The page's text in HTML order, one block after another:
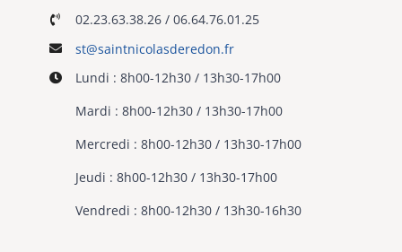
02.23.63.38.26 / 06.64.76.01.25
st@saintnicolasderedon.fr
Lundi : 8h00-12h30 / 13h30-17h00
Mardi : 8h00-12h30 / 13h30-17h00
Mercredi : 8h00-12h30 / 13h30-17h00
Jeudi : 8h00-12h30 / 13h30-17h00
Vendredi : 8h00-12h30 / 13h30-16h30